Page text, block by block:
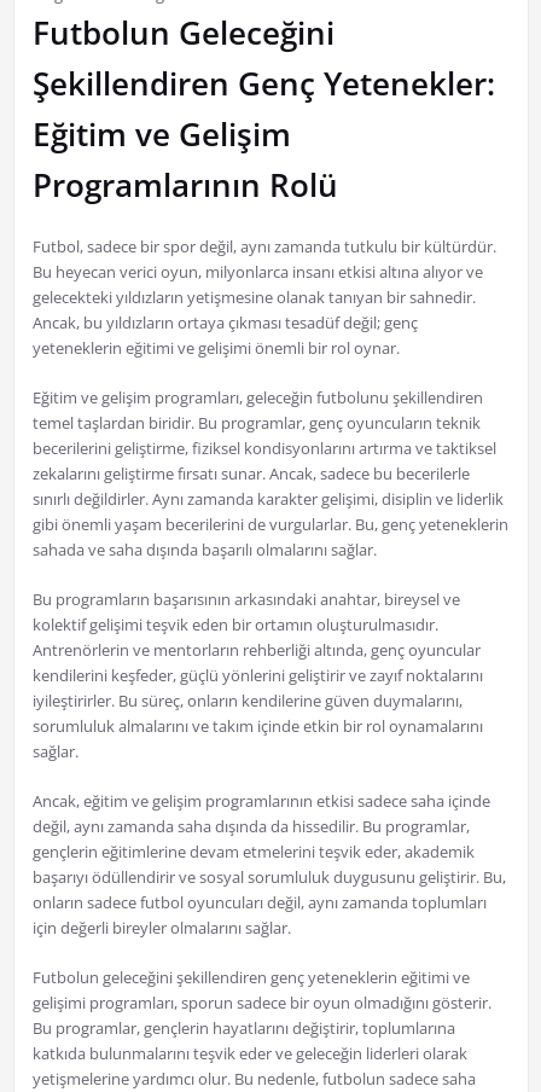
Futbolun Geleceğini
Şekillendiren Genç Yetenekler:
Eğitim ve Gelişim
Programlarının Rolü
Futbol, sadece bir spor değil, aynı zamanda tutkulu bir kültürdür.
Bu heyecan verici oyun, milyonlarca insanı etkisi altına alıyor ve
gelecekteki yıldızların yetişmesine olanak tanıyan bir sahnedir.
Ancak, bu yıldızların ortaya çıkması tesadüf değil; genç
yeteneklerin eğitimi ve gelişimi önemli bir rol oynar.
Eğitim ve gelişim programları, geleceğin futbolunu şekillendiren
temel taşlardan biridir. Bu programlar, genç oyuncuların teknik
becerilerini geliştirme, fiziksel kondisyonlarını artırma ve taktiksel
zekalarını geliştirme fırsatı sunar. Ancak, sadece bu becerilerle
sınırlı değildirler. Aynı zamanda karakter gelişimi, disiplin ve liderlik
gibi önemli yaşam becerilerini de vurgularlar. Bu, genç yeteneklerin
sahada ve saha dışında başarılı olmalarını sağlar.
Bu programların başarısının arkasındaki anahtar, bireysel ve
kolektif gelişimi teşvik eden bir ortamın oluşturulmasıdır.
Antrenörlerin ve mentorların rehberliği altında, genç oyuncular
kendilerini keşfeder, güçlü yönlerini geliştirir ve zayıf noktalarını
iyileştirirler. Bu süreç, onların kendilerine güven duymalarını,
sorumluluk almalarını ve takım içinde etkin bir rol oynamalarını
sağlar.
Ancak, eğitim ve gelişim programlarının etkisi sadece saha içinde
değil, aynı zamanda saha dışında da hissedilir. Bu programlar,
gençlerin eğitimlerine devam etmelerini teşvik eder, akademik
başarıyı ödüllendirir ve sosyal sorumluluk duygusunu geliştirir. Bu,
onların sadece futbol oyuncuları değil, aynı zamanda toplumları
için değerli bireyler olmalarını sağlar.
Futbolun geleceğini şekillendiren genç yeteneklerin eğitimi ve
gelişimi programları, sporun sadece bir oyun olmadığını gösterir.
Bu programlar, gençlerin hayatlarını değiştirir, toplumlarına
katkıda bulunmalarını teşvik eder ve geleceğin liderleri olarak
yetişmelerine yardımcı olur. Bu nedenle, futbolun sadece saha